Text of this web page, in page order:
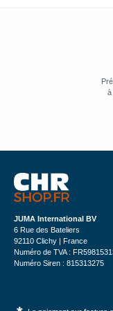
à
JUMA International BV
6 Rue des Bateliers
92110 Clichy | France
Numéro de TVA :
Numéro Siren : 815313275